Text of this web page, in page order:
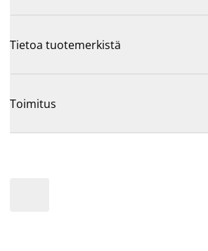
Tietoa tuotemerkistä
Toimitus